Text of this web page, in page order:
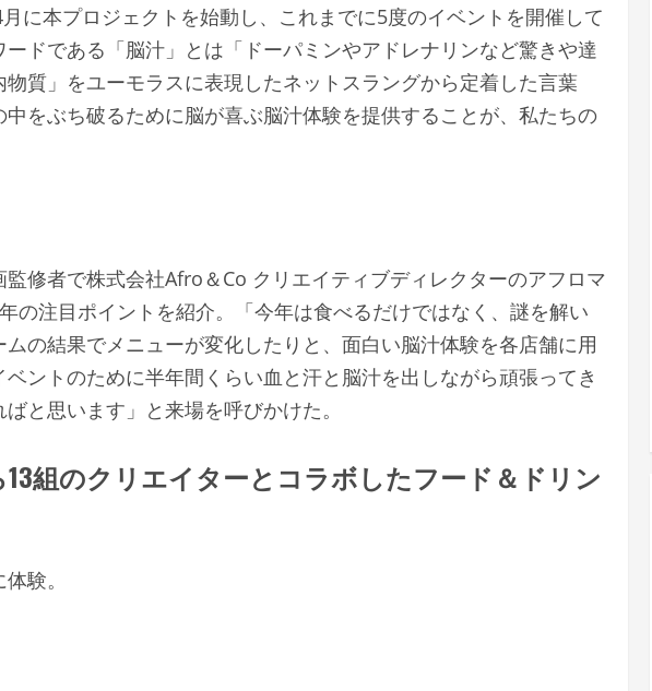
に本プロジェクトを始動し、これまでに5度のイベントを開催して
ドである「脳汁」とは「ドーパミンやアドレナリンなど驚きや達
質」をユーモラスに表現したネットスラングから定着した言葉
をぶち破るために脳が喜ぶ脳汁体験を提供することが、私たちの
修者で株式会社Afro＆Co クリエイティブディレクターのアフロマ
の注目ポイントを紹介。「今年は食べるだけではなく、謎を解い
の結果でメニューが変化したりと、面白い脳汁体験を各店舗に用
ントのために半年間くらい血と汗と脳汁を出しながら頑張ってき
と思います」と来場を呼びかけた。
組のクリエイターとコラボしたフード＆ドリン
験。